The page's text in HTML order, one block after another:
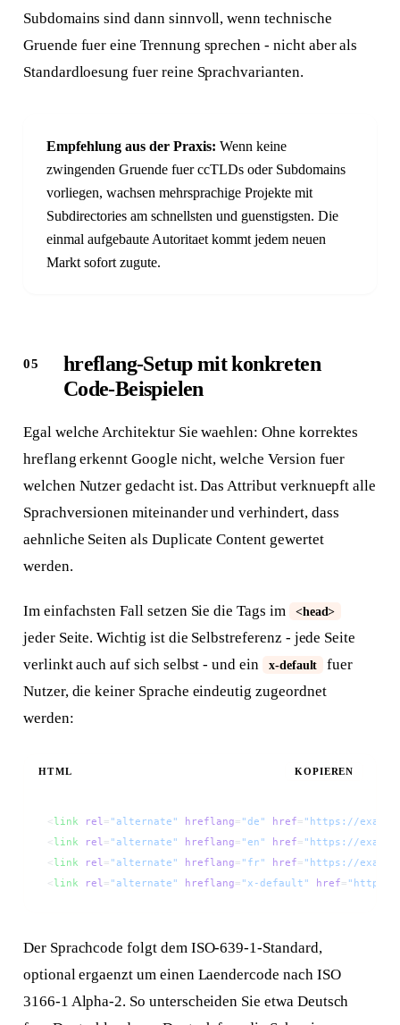
Subdomains sind dann sinnvoll, wenn technische
Gruende fuer eine Trennung sprechen - nicht aber als
Standardloesung fuer reine Sprachvarianten.
Empfehlung aus der Praxis: Wenn keine
zwingenden Gruende fuer ccTLDs oder Subdomains
vorliegen, wachsen mehrsprachige Projekte mit
Subdirectories am schnellsten und guenstigsten. Die
einmal aufgebaute Autoritaet kommt jedem neuen
Markt sofort zugute.
hreflang-Setup mit konkreten
Code-Beispielen
Egal welche Architektur Sie waehlen: Ohne korrektes
hreflang erkennt Google nicht, welche Version fuer
welchen Nutzer gedacht ist. Das Attribut verknuepft alle
Sprachversionen miteinander und verhindert, dass
aehnliche Seiten als Duplicate Content gewertet
werden.
Im einfachsten Fall setzen Sie die Tags im <head>
jeder Seite. Wichtig ist die Selbstreferenz - jede Seite
verlinkt auch auf sich selbst - und ein
x-default
fuer
Nutzer, die keiner Sprache eindeutig zugeordnet
werden:
HTML KOPIEREN
< link rel = "alternate" hreflang= "de" href= "https://
< link rel = "alternate" hreflang= "en" href= "https://
< link rel = "alternate" hreflang= "fr" href= "https://
< link rel = "alternate" hreflang= "x-default" href= "https://
Der Sprachcode folgt dem ISO-639-1-Standard,
optional ergaenzt um einen Laendercode nach ISO
3166-1 Alpha-2. So unterscheiden Sie etwa Deutsch